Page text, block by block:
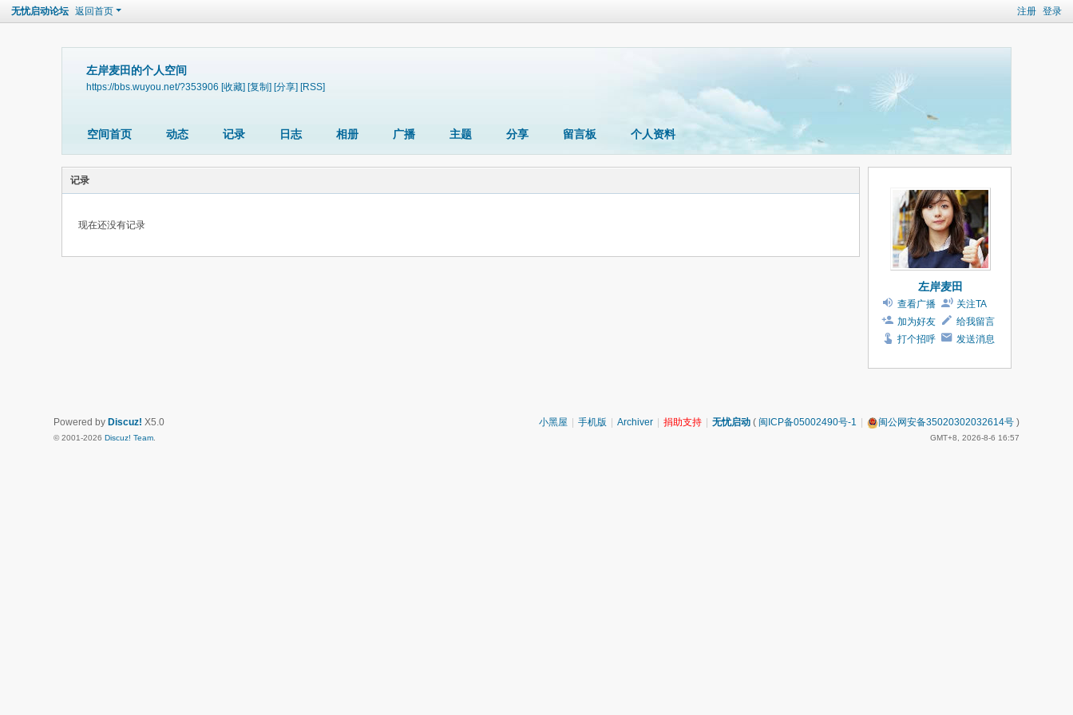
注册 登录
无忧启动论坛 返回首页
左岸麦田的个人空间
https://bbs.wuyou.net/?353906 [收藏] [复制] [分享] [RSS]
空间首页 动态 记录 日志 相册 广播 主题 分享 留言板 个人资料
记录
现在还没有记录
左岸麦田
查看广播
关注TA
加为好友
给我留言
打个招呼
发送消息
小黑屋 手机版 Archiver 捐助支持 无忧启动 ( 闽ICP备05002490号-1 闽公网安备35020302032614号 )
GMT+8, 2026-8-6 16:57
Powered by Discuz! X5.0
© 2001-2026 Discuz! Team